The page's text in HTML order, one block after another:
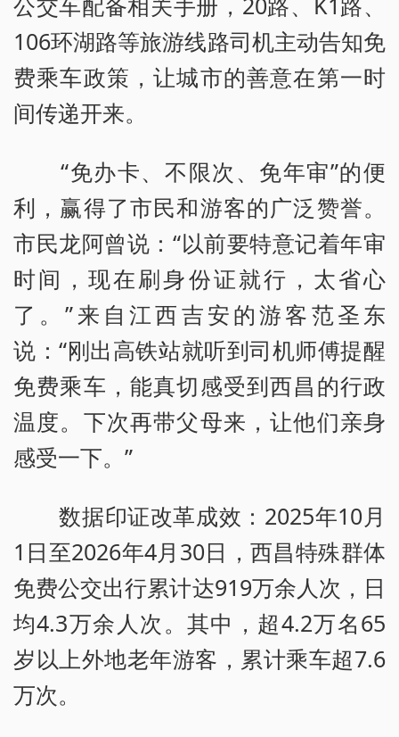
106环湖路等旅游线路司机主动告知免
费乘车政策，让城市的善意在第一时
间传递开来。
“免办卡、不限次、免年审”的便
利，赢得了市民和游客的广泛赞誉。
市民龙阿曾说：“以前要特意记着年审
时间，现在刷身份证就行，太省心
了。”来自江西吉安的游客范圣东
说：“刚出高铁站就听到司机师傅提醒
免费乘车，能真切感受到西昌的行政
温度。下次再带父母来，让他们亲身
感受一下。”
数据印证改革成效：2025年10月
1日至2026年4月30日，西昌特殊群体
免费公交出行累计达919万余人次，日
均4.3万余人次。其中，超4.2万名65
岁以上外地老年游客，累计乘车超7.6
万次。